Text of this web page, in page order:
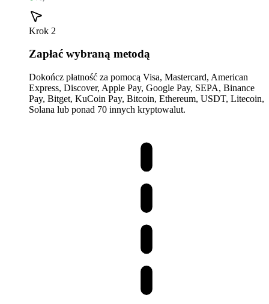
Krok 2
Zapłać wybraną metodą
Dokończ płatność za pomocą Visa, Mastercard, American
Express, Discover, Apple Pay, Google Pay, SEPA, Binance
Pay, Bitget, KuCoin Pay, Bitcoin, Ethereum, USDT, Litecoin,
Solana lub ponad 70 innych kryptowalut.